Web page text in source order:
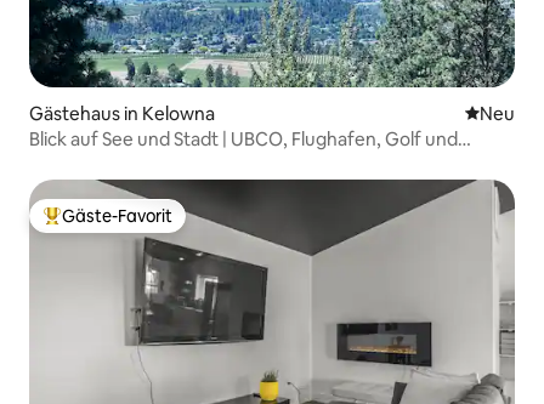
Gästehaus in Kelowna Neue
Neu
Blick auf See und Stadt | UBCO, Flughafen, Golf und
Beliebter Gäste-Favorit.
Gäste-Favorit